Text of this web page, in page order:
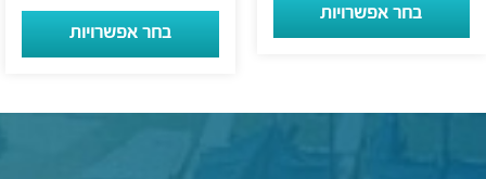
בחר אפשרויות
בחר אפשרויות